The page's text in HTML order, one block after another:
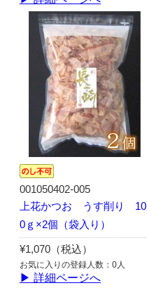
001050402-005
上花かつお うす削り 10
0ｇ×2個（袋入り）
¥1,070（税込）
お気に入りの登録人数：0人
▶ 詳細ページへ